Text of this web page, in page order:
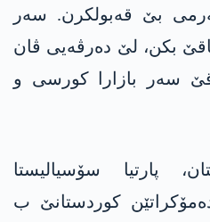
بێ قەبولکرن. سەر
بکن، لێ دەرڤەیی ڤان
سەر بازارا کورسی و
پارتیا سۆسیالیستا
کوردستانێ ب